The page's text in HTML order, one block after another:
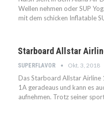
Wellen nehmen oder SUP
mit dem schicken Inflatable
Starboard Allstar
SUPERFLAVOR Okt. 3, 2018
Das Starboard Allstar Airline
1A geradeaus und kann es
aufnehmen. Trotz seiner